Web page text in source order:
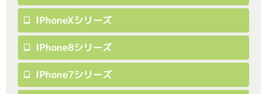
IPhoneXシリーズ
IPhone8シリーズ
IPhone7シリーズ